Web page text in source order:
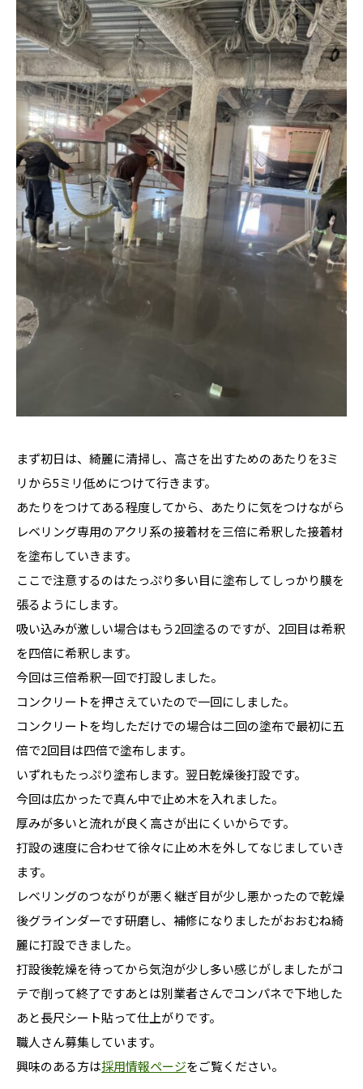
まず初日は、綺麗に清掃し、高さを出すためのあたりを3ミ
リから5ミリ低めにつけて行きます。
あたりをつけてある程度してから、あたりに気をつけながら
レベリング専用のアクリ系の接着材を三倍に希釈した接着材
を塗布していきます。
ここで注意するのはたっぷり多い目に塗布してしっかり膜を
張るようにします。
吸い込みが激しい場合はもう2回塗るのですが、2回目は希釈
を四倍に希釈します。
今回は三倍希釈一回で打設しました。
コンクリートを押さえていたので一回にしました。
コンクリートを均しただけでの場合は二回の塗布で最初に五
倍で2回目は四倍で塗布します。
いずれもたっぷり塗布します。翌日乾燥後打設です。
今回は広かったで真ん中で止め木を入れました。
厚みが多いと流れが良く高さが出にくいからです。
打設の速度に合わせて徐々に止め木を外してなじましていき
ます。
レベリングのつながりが悪く継ぎ目が少し悪かったので乾燥
後グラインダーです研磨し、補修になりましたがおおむね綺
麗に打設できました。
打設後乾燥を待ってから気泡が少し多い感じがしましたがコ
テで削って終了ですあとは別業者さんでコンパネで下地した
あと長尺シート貼って仕上がりです。
職人さん募集しています。
興味のある方は採用情報ページをご覧ください。